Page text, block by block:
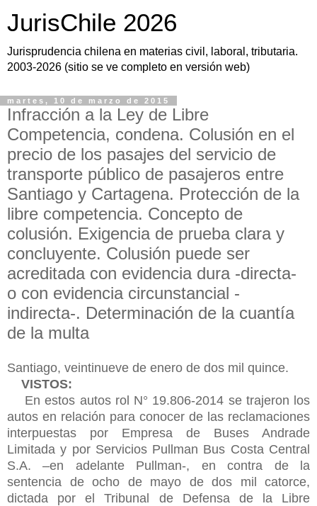
JurisChile 2026
Jurisprudencia chilena en materias civil, laboral, tributaria.
2003-2026 (sitio se ve completo en versión web)
martes, 10 de marzo de 2015
Infracción a la Ley de Libre
Competencia, condena. Colusión en el
precio de los pasajes del servicio de
transporte público de pasajeros entre
Santiago y Cartagena. Protección de la
libre competencia. Concepto de
colusión. Exigencia de prueba clara y
concluyente. Colusión puede ser
acreditada con evidencia dura -directa-
o con evidencia circunstancial -
indirecta-. Determinación de la cuantía
de la multa
Santiago, veintinueve de enero de dos mil quince.
VISTOS:
En estos autos rol N° 19.806-2014 se trajeron los
autos en relación para conocer de las reclamaciones
interpuestas por Empresa de Buses Andrade
Limitada y por Servicios Pullman Bus Costa Central
S.A. –en adelante Pullman-, en contra de la
sentencia de ocho de mayo de dos mil catorce,
dictada por el Tribunal de Defensa de la Libre